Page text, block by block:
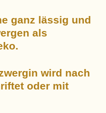
ganz lässig und
als
wird nach
oder mit